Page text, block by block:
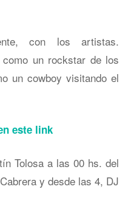
con los artistas.
un rockstar de los
un cowboy visitando el
este link
Tolosa a las 00 hs. del
y desde las 4, DJ